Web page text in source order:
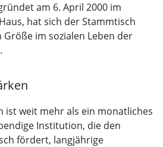
am 6. April 2000 im
hat sich der Stammtisch
im sozialen Leben der
ist weit mehr als ein monatliches
Institution, die den
fördert, langjährige